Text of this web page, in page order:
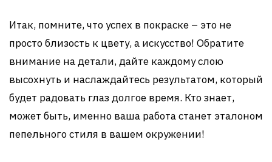
Итак, помните, что успех в покраске – это не
просто близость к цвету, а искусство! Обратите
внимание на детали, дайте каждому слою
высохнуть и наслаждайтесь результатом, который
будет радовать глаз долгое время. Кто знает,
может быть, именно ваша работа станет эталоном
пепельного стиля в вашем окружении!